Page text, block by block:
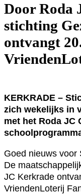
Door Roda
stichting
ontvangt
KERKRADE –
zich wekelijks in
met het Roda JC
Goed nieuws voor
De
JC Kerkrade
VriendenLoterij